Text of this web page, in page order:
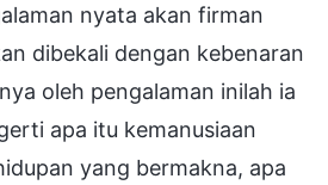
nyata akan firman
dibekali dengan kebenaran
oleh pengalaman inilah ia
apa itu kemanusiaan
yang bermakna, apa